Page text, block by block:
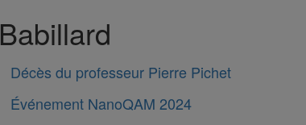
Babillard
Décès du professeur Pierre Pichet
Événement NanoQAM 2024